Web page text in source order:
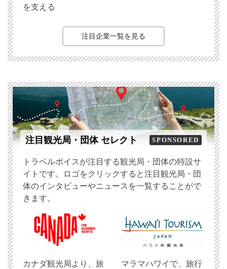
を支える
注目企業一覧を見る
注目観光局・団体 セレクト SPONSORED
トラベルボイスが注目する観光局・団体の特設サ
イトです。ロゴをクリックすると注目観光局・団
体のインタビューやニュースを一覧することがで
きます。
​カナダ観光局より、旅
マラマハワイで、旅行